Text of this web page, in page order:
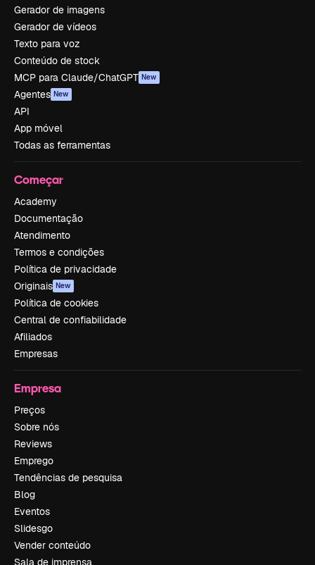
Gerador de imagens
Gerador de vídeos
Texto para voz
Conteúdo de stock
MCP para Claude/ChatGPT New
Agentes New
API
App móvel
Todas as ferramentas
Começar
Academy
Documentação
Atendimento
Termos e condições
Política de privacidade
Originais New
Política de cookies
Central de confiabilidade
Afiliados
Empresas
Empresa
Preços
Sobre nós
Reviews
Emprego
Tendências de pesquisa
Blog
Eventos
Slidesgo
Vender conteúdo
Sala de imprensa